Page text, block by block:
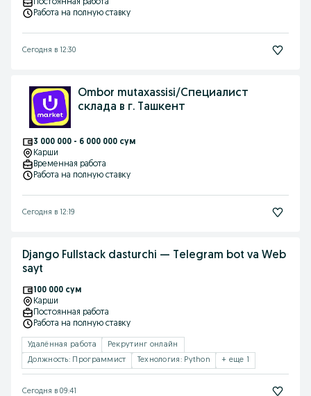
Постоянная работа
Работа на полную ставку
Сегодня в 12:30
Ombor mutaxassisi/Специалист
склада в г. Ташкент
3 000 000 - 6 000 000 сум
Карши
Временная работа
Работа на полную ставку
Сегодня в 12:19
Django Fullstack dasturchi — Telegram bot va Web
sayt
100 000 сум
Карши
Постоянная работа
Работа на полную ставку
Удалённая работа
Рекрутинг онлайн
Должность: Программист
Технология: Python + еще 1
Сегодня в 09:41